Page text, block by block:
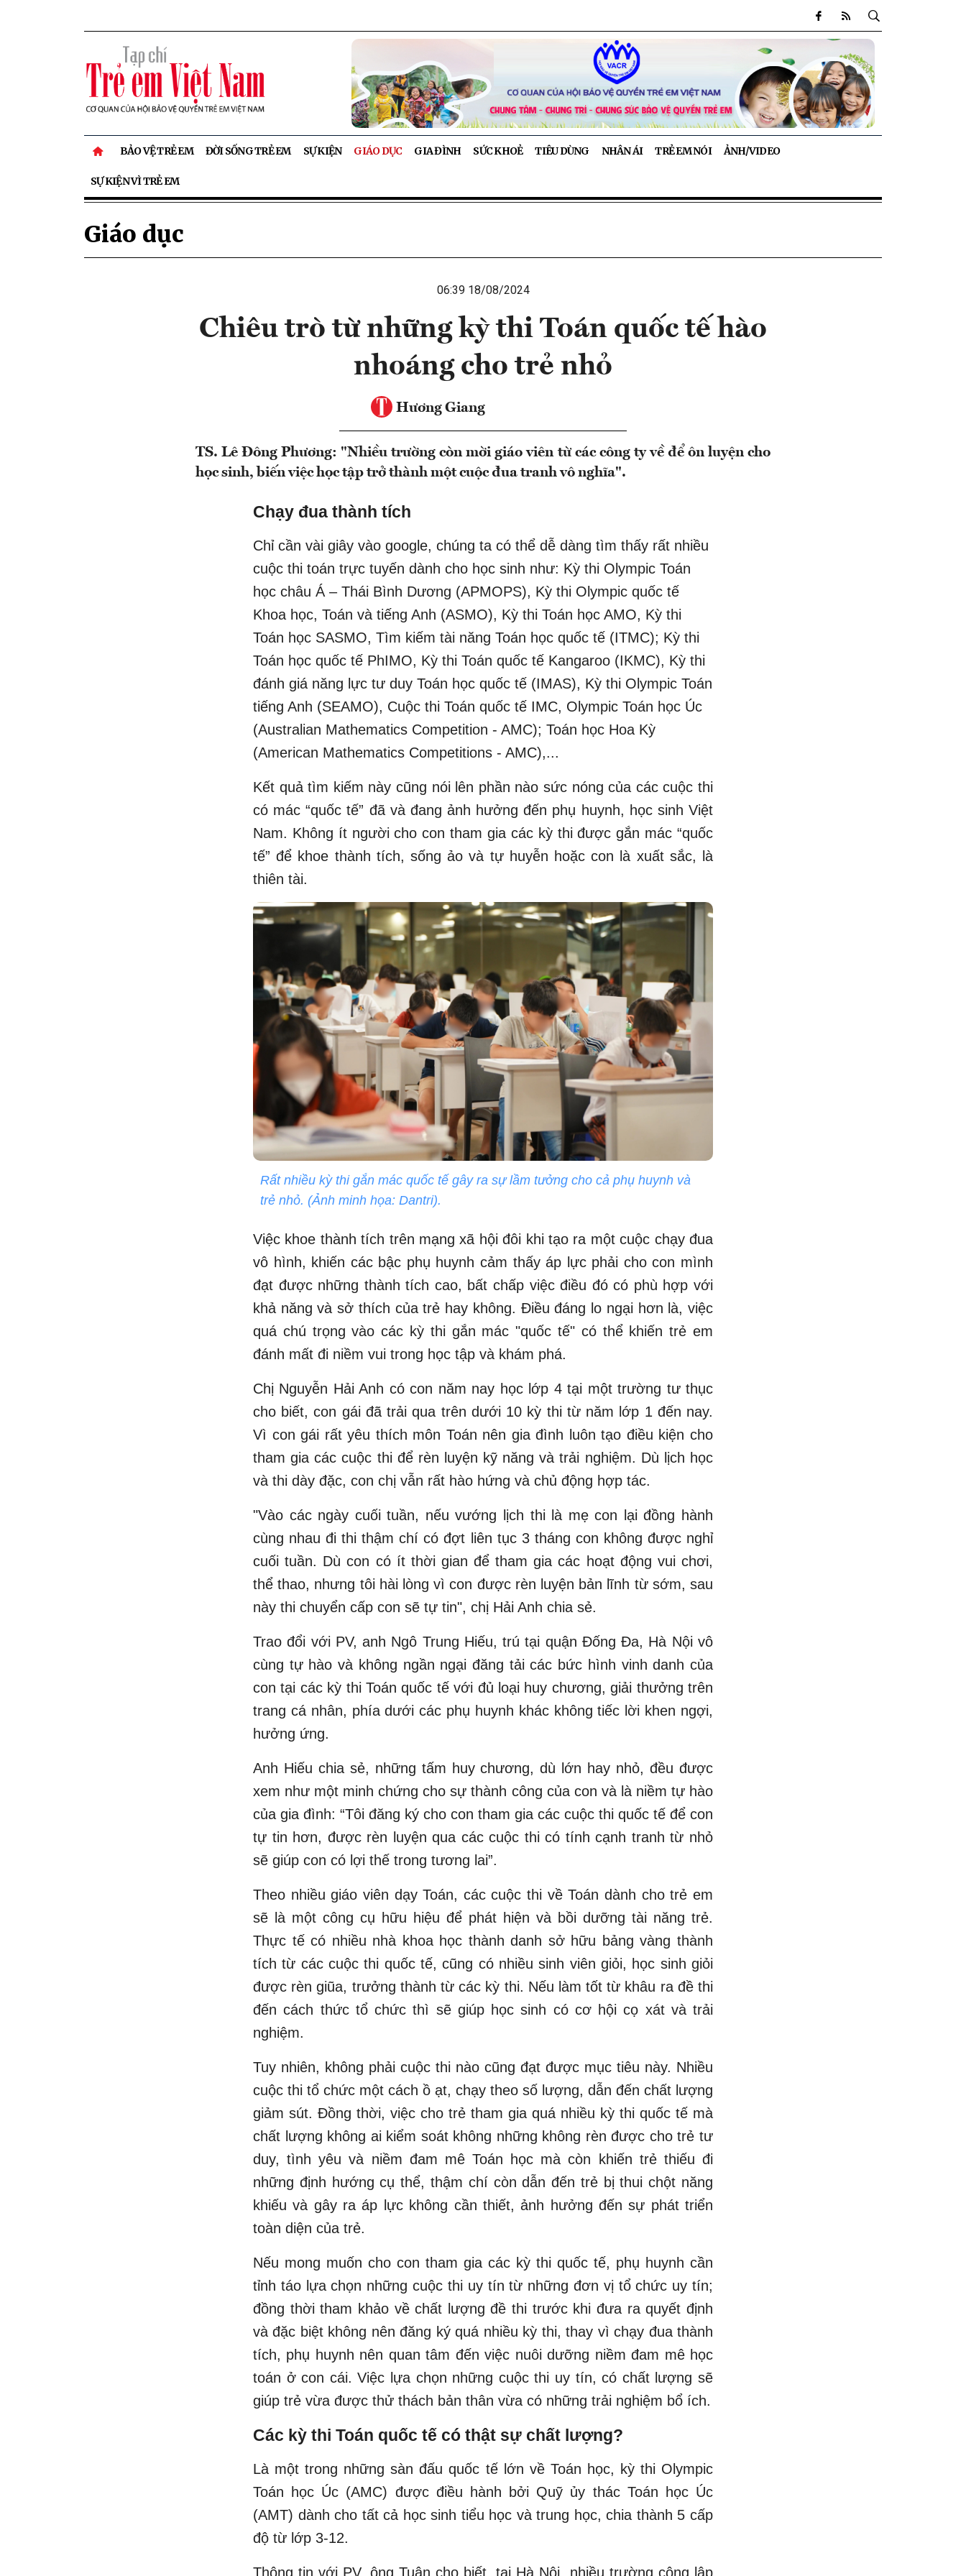
BẢO VỆ TRẺ EM ĐỜI SỐNG TRẺ EM SỰ KIỆN GIÁO DỤC GIA ĐÌNH SỨC KHOẺ TIÊU DÙNG NHÂN ÁI TRẺ EM NÓI ẢNH/VIDEO
SỰ KIỆN VÌ TRẺ EM
Giáo dục
06:39 18/08/2024
Chiêu trò từ những kỳ thi Toán quốc tế hào
nhoáng cho trẻ nhỏ
Hương Giang
TS. Lê Đông Phương: "Nhiều trường còn mời giáo viên từ các công ty về để ôn luyện cho
học sinh, biến việc học tập trở thành một cuộc đua tranh vô nghĩa".
Chạy đua thành tích
Chỉ cần vài giây vào google, chúng ta có thể dễ dàng tìm thấy rất nhiều
cuộc thi toán trực tuyến dành cho học sinh như: Kỳ thi Olympic Toán
học châu Á – Thái Bình Dương (APMOPS), Kỳ thi Olympic quốc tế
Khoa học, Toán và tiếng Anh (ASMO), Kỳ thi Toán học AMO, Kỳ thi
Toán học SASMO, Tìm kiếm tài năng Toán học quốc tế (ITMC); Kỳ thi
Toán học quốc tế PhIMO, Kỳ thi Toán quốc tế Kangaroo (IKMC), Kỳ thi
đánh giá năng lực tư duy Toán học quốc tế (IMAS), Kỳ thi Olympic Toán
tiếng Anh (SEAMO), Cuộc thi Toán quốc tế IMC, Olympic Toán học Úc
(Australian Mathematics Competition - AMC); Toán học Hoa Kỳ
(American Mathematics Competitions - AMC),...
Kết quả tìm kiếm này cũng nói lên phần nào sức nóng của các cuộc thi
có mác “quốc tế” đã và đang ảnh hưởng đến phụ huynh, học sinh Việt
Nam. Không ít người cho con tham gia các kỳ thi được gắn mác “quốc
tế” để khoe thành tích, sống ảo và tự huyễn hoặc con là xuất sắc, là
thiên tài.
Rất nhiều kỳ thi gắn mác quốc tế gây ra sự lầm tưởng cho cả phụ huynh và
trẻ nhỏ. (Ảnh minh họa: Dantri).
Việc khoe thành tích trên mạng xã hội đôi khi tạo ra một cuộc chạy đua
vô hình, khiến các bậc phụ huynh cảm thấy áp lực phải cho con mình
đạt được những thành tích cao, bất chấp việc điều đó có phù hợp với
khả năng và sở thích của trẻ hay không. Điều đáng lo ngại hơn là, việc
quá chú trọng vào các kỳ thi gắn mác "quốc tế" có thể khiến trẻ em
đánh mất đi niềm vui trong học tập và khám phá.
Chị Nguyễn Hải Anh có con năm nay học lớp 4 tại một trường tư thục
cho biết, con gái đã trải qua trên dưới 10 kỳ thi từ năm lớp 1 đến nay.
Vì con gái rất yêu thích môn Toán nên gia đình luôn tạo điều kiện cho
tham gia các cuộc thi để rèn luyện kỹ năng và trải nghiệm. Dù lịch học
và thi dày đặc, con chị vẫn rất hào hứng và chủ động hợp tác.
"Vào các ngày cuối tuần, nếu vướng lịch thi là mẹ con lại đồng hành
cùng nhau đi thi thậm chí có đợt liên tục 3 tháng con không được nghỉ
cuối tuần. Dù con có ít thời gian để tham gia các hoạt động vui chơi,
thể thao, nhưng tôi hài lòng vì con được rèn luyện bản lĩnh từ sớm, sau
này thi chuyển cấp con sẽ tự tin", chị Hải Anh chia sẻ.
Trao đổi với PV, anh Ngô Trung Hiếu, trú tại quận Đống Đa, Hà Nội vô
cùng tự hào và không ngần ngại đăng tải các bức hình vinh danh của
con tại các kỳ thi Toán quốc tế với đủ loại huy chương, giải thưởng trên
trang cá nhân, phía dưới các phụ huynh khác không tiếc lời khen ngợi,
hưởng ứng.
Anh Hiếu chia sẻ, những tấm huy chương, dù lớn hay nhỏ, đều được
xem như một minh chứng cho sự thành công của con và là niềm tự hào
của gia đình: “Tôi đăng ký cho con tham gia các cuộc thi quốc tế để con
tự tin hơn, được rèn luyện qua các cuộc thi có tính cạnh tranh từ nhỏ
sẽ giúp con có lợi thế trong tương lai”.
Theo nhiều giáo viên dạy Toán, các cuộc thi về Toán dành cho trẻ em
sẽ là một công cụ hữu hiệu để phát hiện và bồi dưỡng tài năng trẻ.
Thực tế có nhiều nhà khoa học thành danh sở hữu bảng vàng thành
tích từ các cuộc thi quốc tế, cũng có nhiều sinh viên giỏi, học sinh giỏi
được rèn giũa, trưởng thành từ các kỳ thi. Nếu làm tốt từ khâu ra đề thi
đến cách thức tổ chức thì sẽ giúp học sinh có cơ hội cọ xát và trải
nghiệm.
Tuy nhiên, không phải cuộc thi nào cũng đạt được mục tiêu này. Nhiều
cuộc thi tổ chức một cách ồ ạt, chạy theo số lượng, dẫn đến chất lượng
giảm sút. Đồng thời, việc cho trẻ tham gia quá nhiều kỳ thi quốc tế mà
chất lượng không ai kiểm soát không những không rèn được cho trẻ tư
duy, tình yêu và niềm đam mê Toán học mà còn khiến trẻ thiếu đi
những định hướng cụ thể, thậm chí còn dẫn đến trẻ bị thui chột năng
khiếu và gây ra áp lực không cần thiết, ảnh hưởng đến sự phát triển
toàn diện của trẻ.
Nếu mong muốn cho con tham gia các kỳ thi quốc tế, phụ huynh cần
tỉnh táo lựa chọn những cuộc thi uy tín từ những đơn vị tổ chức uy tín;
đồng thời tham khảo về chất lượng đề thi trước khi đưa ra quyết định
và đặc biệt không nên đăng ký quá nhiều kỳ thi, thay vì chạy đua thành
tích, phụ huynh nên quan tâm đến việc nuôi dưỡng niềm đam mê học
toán ở con cái. Việc lựa chọn những cuộc thi uy tín, có chất lượng sẽ
giúp trẻ vừa được thử thách bản thân vừa có những trải nghiệm bổ ích.
Các kỳ thi Toán quốc tế có thật sự chất lượng?
Là một trong những sàn đấu quốc tế lớn về Toán học, kỳ thi Olympic
Toán học Úc (AMC) được điều hành bởi Quỹ ủy thác Toán học Úc
(AMT) dành cho tất cả học sinh tiểu học và trung học, chia thành 5 cấp
độ từ lớp 3-12.
Thông tin với PV, ông Tuân cho biết, tại Hà Nội, nhiều trường công lập